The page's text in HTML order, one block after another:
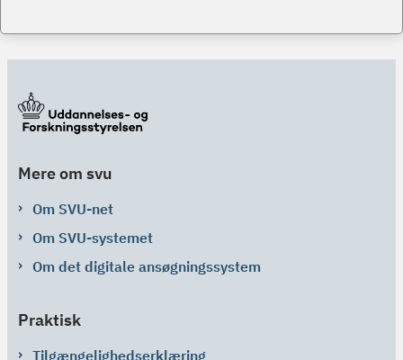
Mere om svu
Om SVU-net
Om SVU-systemet
Om det digitale ansøgningssystem
Praktisk
Tilgængelighedserklæring